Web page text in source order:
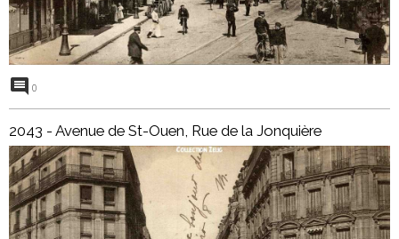
0
2043 - Avenue de St-Ouen, Rue de la Jonquière